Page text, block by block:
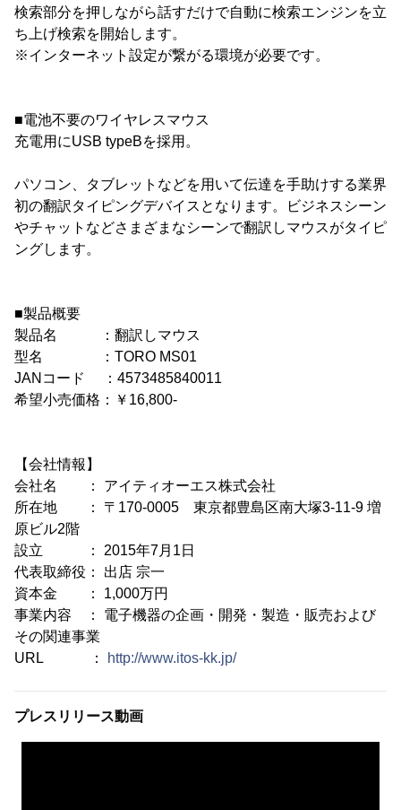
検索部分を押しながら話すだけで自動に検索エンジンを立
ち上げ検索を開始します。
※インターネット設定が繋がる環境が必要です。
■電池不要のワイヤレスマウス
充電用にUSB typeBを採用。
パソコン、タブレットなどを用いて伝達を手助けする業界
初の翻訳タイピングデバイスとなります。ビジネスシーン
やチャットなどさまざまなシーンで翻訳しマウスがタイピ
ングします。
■製品概要
製品名 ：翻訳しマウス
型名 ：TORO MS01
JANコード ：4573485840011
希望小売価格：￥16,800-
【会社情報】
会社名 ： アイティオーエス株式会社
所在地 ： 〒170-0005 東京都豊島区南大塚3-11-9 増
原ビル2階
設立 ： 2015年7月1日
代表取締役： 出店 宗一
資本金 ： 1,000万円
事業内容 ： 電子機器の企画・開発・製造・販売および
その関連事業
URL ：
http://www.itos-kk.jp/
プレスリリース動画